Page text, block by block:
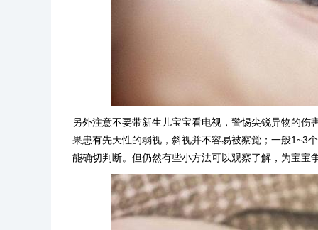
另外注意不要带新生儿宝宝看电视，警惕尖锐异物的
果患有先天性的弱视，斜视并不容易被察觉；一般1~3
能确切判断。但仍然有些小方法可以观察了解，为宝宝